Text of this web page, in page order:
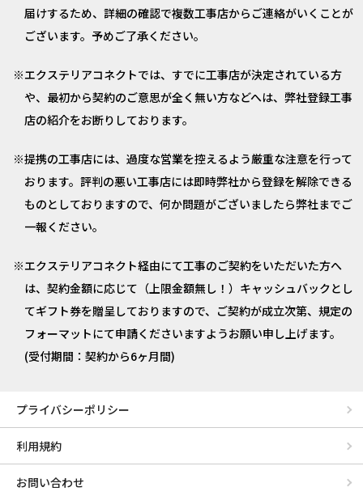
届けするため、詳細の確認で複数工事店からご連絡がいくことが
ございます。予めご了承ください。
エクステリアコネクトでは、すでに工事店が決定されている方
や、最初から契約のご意思が全く無い方などへは、弊社登録工事
店の紹介をお断りしております。
提携の工事店には、過度な営業を控えるよう厳重な注意を行って
おります。評判の悪い工事店には即時弊社から登録を解除できる
ものとしておりますので、何か問題がございましたら弊社までご
一報ください。
エクステリアコネクト経由にて工事のご契約をいただいた方へ
は、契約金額に応じて（上限金額無し！）キャッシュバックとし
てギフト券を贈呈しておりますので、ご契約が成立次第、規定の
フォーマットにて申請くださいますようお願い申し上げます。
(受付期間：契約から6ヶ月間)
プライバシーポリシー
利用規約
お問い合わせ